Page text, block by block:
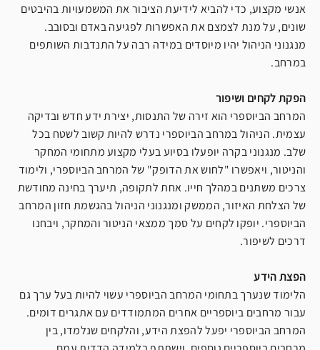
אנשי מקצוע, כדי להביא לידיעת הציבור את המשמעויות בהיבטים
שונים, על מנת לצמצם את האפשרות לפגיעה באדם ובסובב.
מנגנוני הניהול יהיו מיוסדים במידה רבה על התנדבות השותפים
במרחב.
הפקת לקחים ושיפור
המרחב הביוספרי הוא זירה של התנסות, יצירת ידע חדש ובדיקה
עצמית. הניהול במרחב הביוספרי נדרש להיות קשוב לשטח בכל
שלב. מנגנוני בקרה יופעלו בסיוע בעלי מקצוע מתחומי המחקר
והניטור, ויאפשרו "לחוש את הדופק" של המרחב הביוספרי, ולימוד
צרכים משתנים במהלך חייו. אחת לתקופה, תיערך בחינה מחודשת
של הצלחת האיזור, הממשק ומנגנוני הניהול בהגשמת חזון המרחב
הביוספרי. יופקו לקחים על סמך ממצאי הניטור והמחקר, ויבחנו
דרכים לשיפור.
הפצת הידע
הלימוד שנערך בתחומי המרחב הביוספרי עשוי להיות בעל ערך גם
עבור מרחבים ביוספריים אחרים המתמודדים עם אתגרים דומים.
המרחב הביוספרי יפעל להפצת הידע, והלקחים שנלמדו, בין